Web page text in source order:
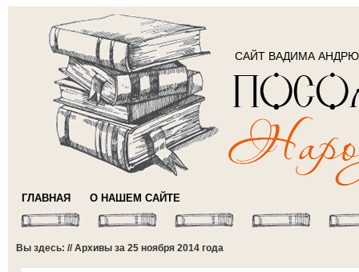
САЙТ ВАДИМА
ГЛАВНАЯ О НАШЕМ САЙТЕ
Вы здесь: // Архивы за 25 ноября 2014 года